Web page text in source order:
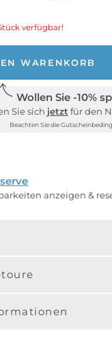
verfügbar!
WARENKORB
Wollen Sie -10%
Sie sich jetzt für den
Beachten Sie die
anzeigen &